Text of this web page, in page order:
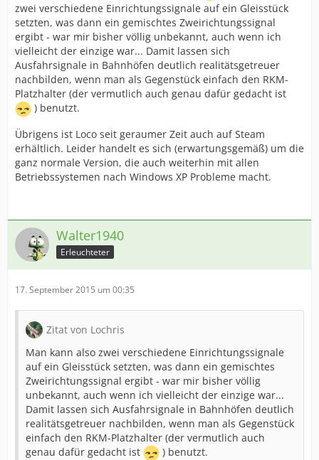
zwei verschiedene Einrichtungssignale auf ein Gleisstück
setzten, was dann ein gemischtes Zweirichtungssignal
ergibt - war mir bisher völlig unbekannt, auch wenn ich
vielleicht der einzige war... Damit lassen sich
Ausfahrsignale in Bahnhöfen deutlich realitätsgetreuer
nachbilden, wenn man als Gegenstück einfach den RKM-
Platzhalter (der vermutlich auch genau dafür gedacht ist
) benutzt.
Übrigens ist Loco seit geraumer Zeit auch auf Steam
erhältlich. Leider handelt es sich (erwartungsgemäß) um die
ganz normale Version, die auch weiterhin mit allen
Betriebssystemen nach Windows XP Probleme macht.
Walter1940
Erleuchteter
17. September 2015 um 00:35
Zitat von Lochris
Man kann also zwei verschiedene Einrichtungssignale
auf ein Gleisstück setzten, was dann ein gemischtes
Zweirichtungssignal ergibt - war mir bisher völlig
unbekannt, auch wenn ich vielleicht der einzige war...
Damit lassen sich Ausfahrsignale in Bahnhöfen deutlich
realitätsgetreuer nachbilden, wenn man als Gegenstück
einfach den RKM-Platzhalter (der vermutlich auch
genau dafür gedacht ist
) benutzt.